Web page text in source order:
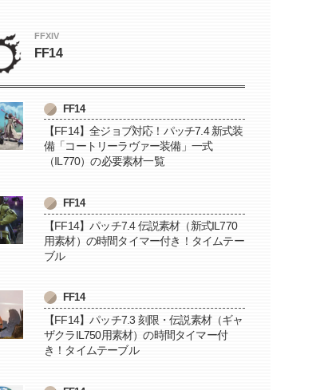
FFXIV
FF14
FF14
【FF14】全ジョブ対応！パッチ7.4 新式装
備「コートリーラヴァー装備」一式
（IL770）の必要素材一覧
FF14
【FF14】パッチ7.4 伝説素材（新式IL770
用素材）の時間タイマー付き！タイムテー
ブル
FF14
【FF14】パッチ7.3 刻限・伝説素材（ギャ
ザクラIL750用素材）の時間タイマー付
き！タイムテーブル